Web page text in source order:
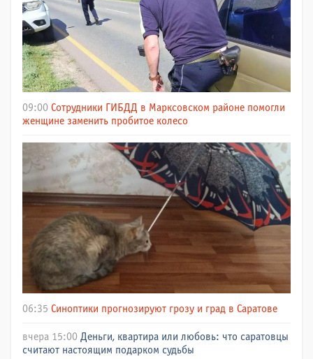
09:00 Сотрудники ГИБДД в Марксовском районе помогли
женщине заменить пробитое колесо
06:35 Синоптики прогнозируют грозу и град в Саратове
вчера 15:00 Деньги, квартира или любовь: что саратовцы
считают настоящим подарком судьбы